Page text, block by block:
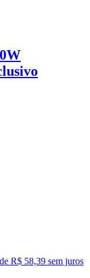
R$ 58,39 sem juros